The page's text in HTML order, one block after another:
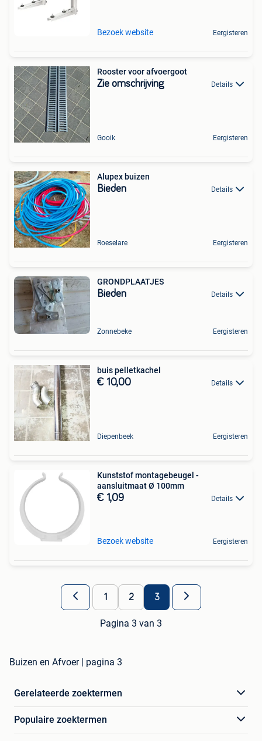
Bezoek website Eergisteren
Rooster voor afvoergoot
Zie omschrijving Details
Gooik Eergisteren
Alupex buizen
Bieden Details
Roeselare Eergisteren
GRONDPLAATJES
Bieden Details
Zonnebeke Eergisteren
buis pelletkachel
€ 10,00 Details
Diepenbeek Eergisteren
Kunststof montagebeugel -
aansluitmaat Ø 100mm
€ 1,09 Details
Bezoek website Eergisteren
1 2 3
Pagina 3 van 3
Buizen en Afvoer | pagina 3
Gerelateerde zoektermen
Populaire zoektermen